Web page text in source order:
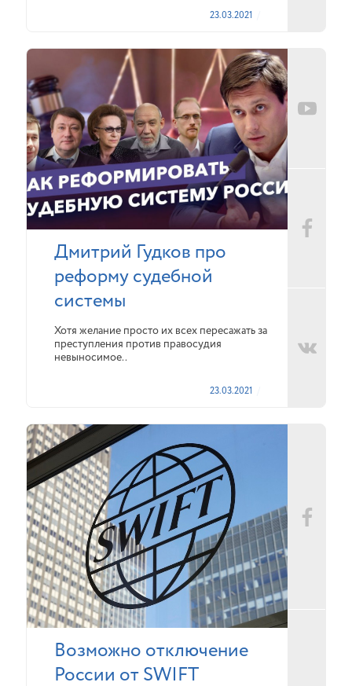
23.03.2021
Дмитрий Гудков про
реформу судебной
системы
Хотя желание просто их всех пересажать за
преступления против правосудия
невыносимое..
23.03.2021
Возможно отключение
России от SWIFT